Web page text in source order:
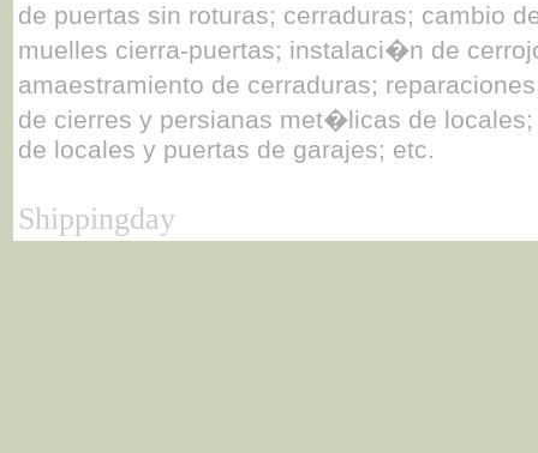
de puertas sin roturas; cerraduras; cambio
muelles cierra-puertas; instalaci�n de
amaestramiento de cerraduras;
de cierres y persianas met�licas de
de locales y puertas de garajes; etc.
Shippingday